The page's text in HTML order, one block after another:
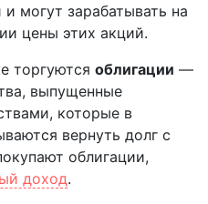
могут зарабатывать на
цены этих акций.
торгуются облигации —
выпущенные
которые в
вернуть долг с
облигации,
доход.